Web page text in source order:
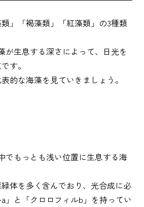
」「褐藻類」「紅藻類」の3種類
が生息する深さによって、日光を
す。
的な海藻を見ていきましょう。
でもっとも浅い位置に生息する海
体を多く含んでおり、光合成に必
」と「クロロフィルb」を持ってい